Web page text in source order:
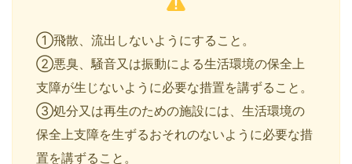
①飛散、流出しないようにすること。
②悪臭、騒音又は振動による生活環境の保全上
支障が生じないように必要な措置を講ずること。
③処分又は再生のための施設には、生活環境の
保全上支障を生ずるおそれのないように必要な措
置を講ずること。